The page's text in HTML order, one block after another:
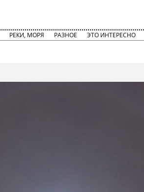
РЕКИ, МОРЯ РАЗНОЕ ЭТО ИНТЕРЕСНО